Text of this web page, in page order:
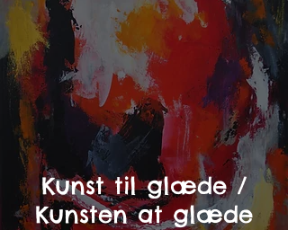
Kunst til glæde /
Kunsten at glæde